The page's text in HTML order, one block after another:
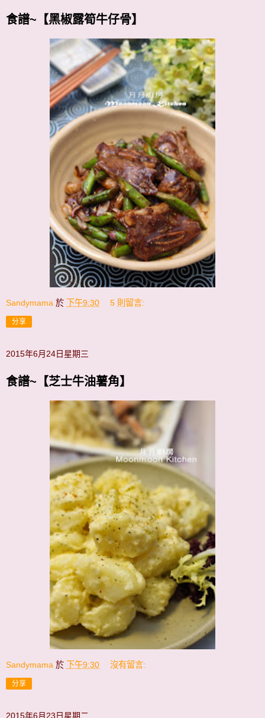
食譜~【黑椒露筍牛仔骨】
Sandymama 於 下午9:30 5 則留言:
分享
2015年6月24日星期三
食譜~【芝士牛油薯角】
Sandymama 於 下午9:30 沒有留言:
分享
2015年6月23日星期二